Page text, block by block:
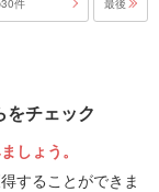
チェック
しょう。
することができま